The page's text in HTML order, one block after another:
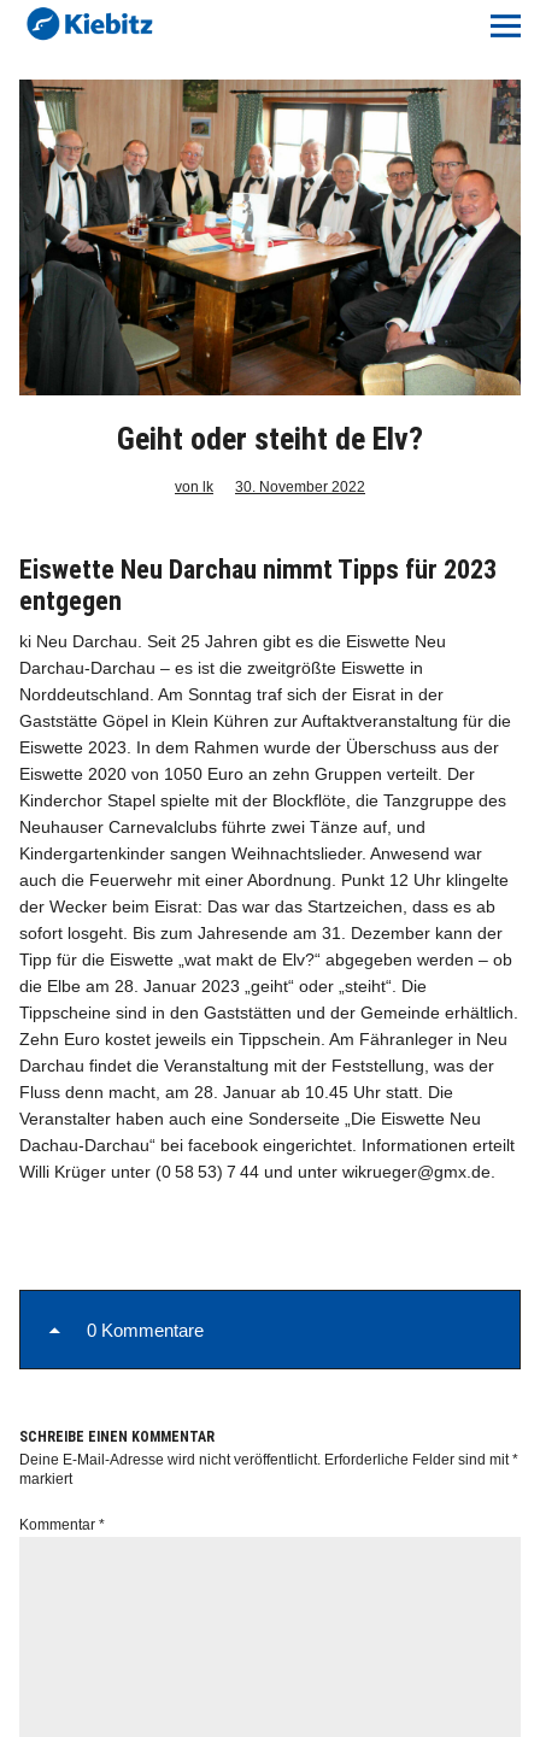
Kiebitz-Online
Lokales
Aktuelles E-Paper
Veranstaltungskalender
Anzeigenpreise
Meine Region Online
Info
Geiht oder steiht de Elv?
von lk 30. November 2022
Eiswette Neu Darchau nimmt Tipps für 2023
entgegen
ki Neu Darchau. Seit 25 Jahren gibt es die Eiswette Neu
Darchau-Darchau – es ist die zweitgrößte Eiswette in
Norddeutschland. Am Sonntag traf sich der Eisrat in der
Gaststätte Göpel in Klein Kühren zur Auftaktveranstaltung für die
Eiswette 2023. In dem Rahmen wurde der Überschuss aus der
Eiswette 2020 von 1050 Euro an zehn Gruppen verteilt. Der
Kinderchor Stapel spielte mit der Blockflöte, die Tanzgruppe des
Neuhauser Carnevalclubs führte zwei Tänze auf, und
Kindergartenkinder sangen Weihnachtslieder. Anwesend war
auch die Feuerwehr mit einer Abordnung. Punkt 12 Uhr klingelte
der Wecker beim Eisrat: Das war das Startzeichen, dass es ab
sofort losgeht. Bis zum Jahresende am 31. Dezember kann der
Tipp für die Eiswette „wat makt de Elv?“ abgegeben werden – ob
die Elbe am 28. Januar 2023 „geiht“ oder „steiht“. Die
Tippscheine sind in den Gaststätten und der Gemeinde erhältlich.
Zehn Euro kostet jeweils ein Tippschein. Am Fähranleger in Neu
Darchau findet die Veranstaltung mit der Feststellung, was der
Fluss denn macht, am 28. Januar ab 10.45 Uhr statt. Die
Veranstalter haben auch eine Sonderseite „Die Eiswette Neu
Dachau-Darchau“ bei facebook eingerichtet. Informationen erteilt
Willi Krüger unter (0 58 53) 7 44 und unter wikrueger@gmx.de.
0 Kommentare
SCHREIBE EINEN KOMMENTAR
Deine E-Mail-Adresse wird nicht veröffentlicht. Erforderliche Felder sind mit*
markiert
Kommentar*